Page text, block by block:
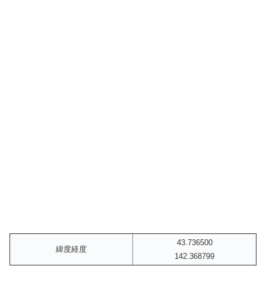
緯度経度
43.736500
142.368799